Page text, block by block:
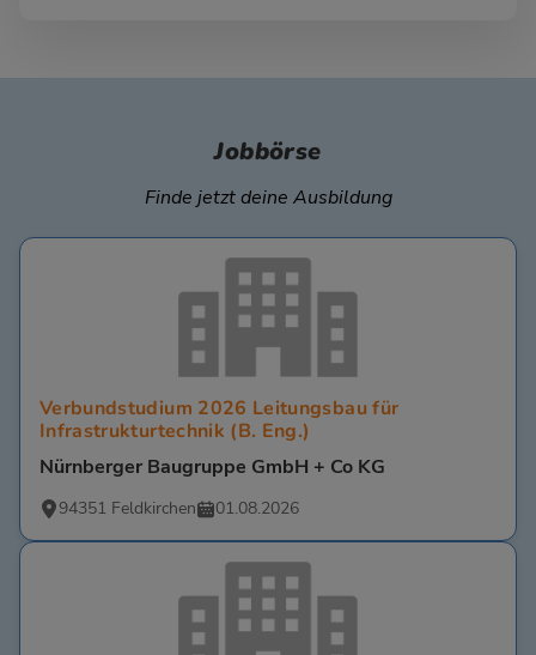
Jobbörse
Finde jetzt deine Ausbildung
Verbundstudium 2026 Leitungsbau für
Infrastrukturtechnik (B. Eng.)
Nürnberger Baugruppe GmbH + Co KG
94351 Feldkirchen 01.08.2026